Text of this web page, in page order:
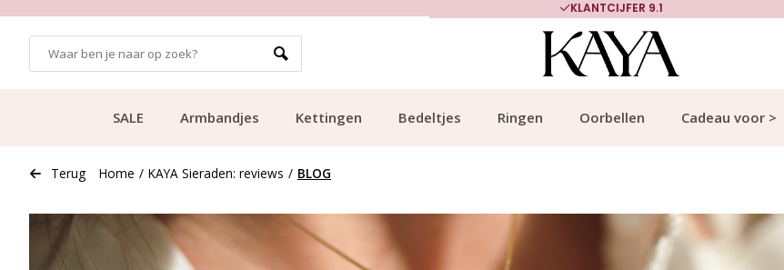
700.000+ TEVREDEN KLANTEN
SALE Armbandjes Kettingen Bedeltjes Ringen Oorbellen Cadeau voor >
Terug Home / KAYA Sieraden: reviews / BLOG